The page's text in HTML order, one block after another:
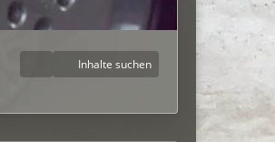
Inhalte suchen